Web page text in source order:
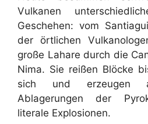
Vulkanen
Geschehen: vom
der örtlichen
große Lahare durch die
Nima. Sie reißen Blöcke
sich und erzeugen
Ablagerungen der
literale Explosionen.